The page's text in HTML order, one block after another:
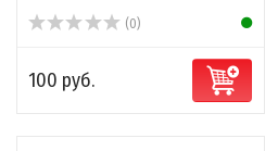
(0)
100 руб.